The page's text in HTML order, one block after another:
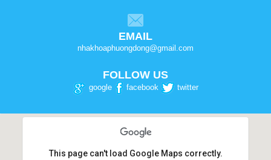
EMAIL
nhakhoaphuongdong@gmail.com
FOLLOW US
google facebook twitter
This page can't load Google Maps correctly.